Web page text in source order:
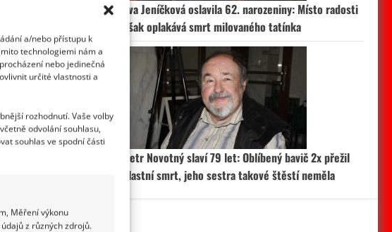
a/nebo přístupu k
technologiemi nám a
nebo jedinečná
určité vlastnosti a
rozhodnutí. Vaše volby
odvolání souhlasu,
souhlas ve spodní části
Měření výkonu
z různých zdrojů.
Čech
„Chtěl
bude furt
Eva Jeníčková oslavila 62. narozeniny: Místo radosti
však oplakává smrt milovaného tatínka
Petr Novotný slaví 79 let: Oblíbený bavič 2x přežil
vlastní smrt, jeho sestra takové štěstí neměla